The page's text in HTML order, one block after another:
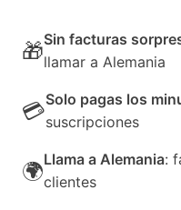
🎁Sin facturas
llamar a Alemania
💳Solo pagas los
suscripciones
🌍Llama a Alemania:
clientes